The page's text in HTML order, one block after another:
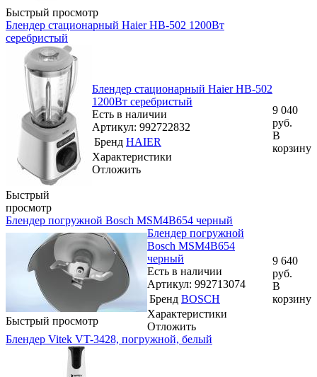
Быстрый просмотр
Блендер стационарный Haier HB-502 1200Вт
серебристый
Быстрый
просмотр
Блендер стационарный Haier HB-502
1200Вт серебристый
Есть в наличии
Артикул: 992722832
Бренд HAIER
Характеристики
Отложить
9 040
руб.
В
корзину
Блендер погружной Bosch MSM4B654 черный
Быстрый просмотр
Блендер погружной
Bosch MSM4B654
черный
Есть в наличии
Артикул: 992713074
Бренд BOSCH
Характеристики
Отложить
9 640
руб.
В
корзину
Блендер Vitek VT-3428, погружной, белый